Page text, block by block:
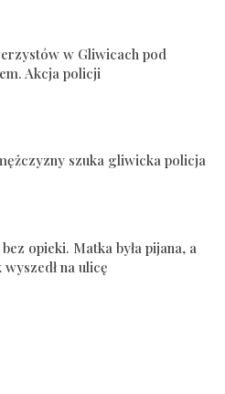
w Gliwicach pod
Akcja policji
szuka gliwicka policja
opieki. Matka była pijana, a
na ulicę